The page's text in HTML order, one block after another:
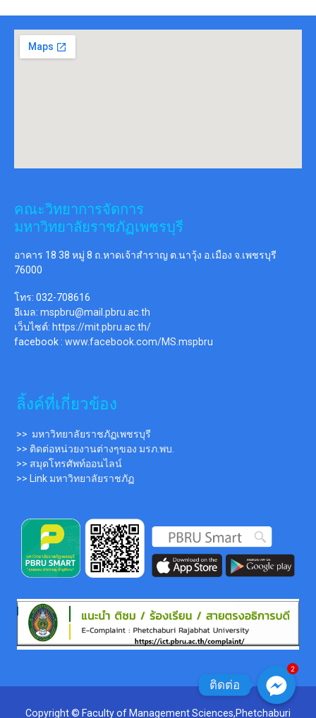
รายชื่อผู้ผ่านการคัดเลือกและสถานะผู้
สมัครเข้าศึกษาระดับปริญญาตรี ภาค
ปกติ ประจำปีการศึกษา 2567 “รอบ 4
รายชื่อผู้ผ่านการคัดเลือกและสถานะผู้สมัครเข้าศึกษา
4 รับตรงราชภัฏเพชรบุรี” (ครั้งที่ 2)
READ MORE »
ข่าว
2
ติดต่อ